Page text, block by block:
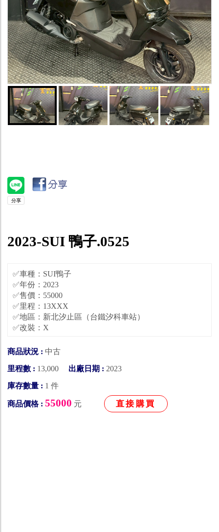
2023-SUI 鴨子.0525
✅車種：SUI鴨子
✅年份：2023
✅售價：55000
✅里程：13XXX
✅地區：新北汐止區（台鐵汐科車站）
✅改裝：X
商品狀況 : 中古
里程數 : 13,000 出廠日期 : 2023
庫存數量 : 1 件
商品價格 : 55000 元 直接購買